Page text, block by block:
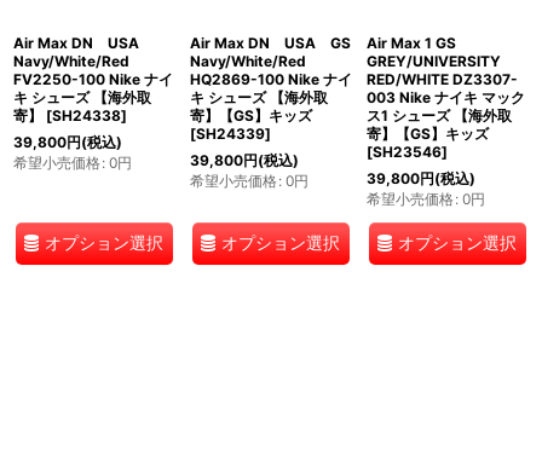
Air Max DN USA
Navy/White/Red
FV2250-100 Nike ナイ
キ シューズ 【海外取
寄】
[SH24338]
39,800円(税込)
希望小売価格: 0円
オプション選択
Air Max DN USA GS
Navy/White/Red
HQ2869-100 Nike ナイ
キ シューズ 【海外取
寄】【GS】キッズ
[SH24339]
39,800円(税込)
希望小売価格: 0円
オプション選択
Air Max 1 GS
GREY/UNIVERSITY
RED/WHITE DZ3307-
003 Nike ナイキ マック
ス1 シューズ 【海外取
寄】【GS】キッズ
[SH23546]
39,800円(税込)
希望小売価格: 0円
オプション選択